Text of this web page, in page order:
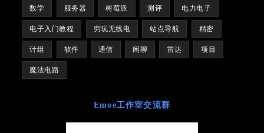
数学 服务器 树莓派 测评 电力电子
电子入门教程 穷玩无线电 站点导航 精密
计组 软件 通信 闲聊 雷达 项目
魔法电路
Emoe工作室交流群